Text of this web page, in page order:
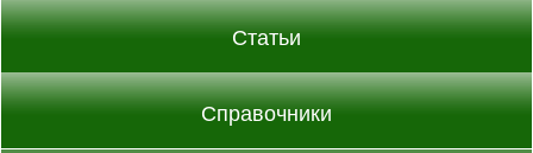
Статьи
Справочники